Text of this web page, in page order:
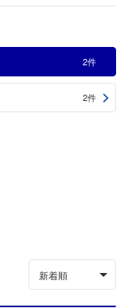
2件
2件
新着順